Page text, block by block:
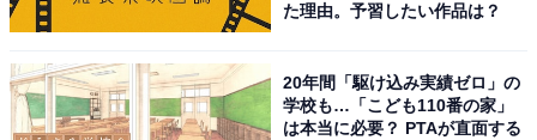
た理由。予習したい作品は？
20年間「駆け込み実績ゼロ」の
学校も…「こども110番の家」
は本当に必要？ PTAが直面する